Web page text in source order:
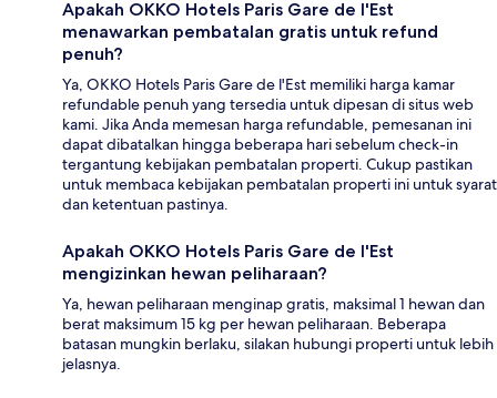
Apakah OKKO Hotels Paris Gare de l'Est
menawarkan pembatalan gratis untuk refund
penuh?
Ya, OKKO Hotels Paris Gare de l'Est memiliki harga kamar
refundable penuh yang tersedia untuk dipesan di situs web
kami. Jika Anda memesan harga refundable, pemesanan ini
dapat dibatalkan hingga beberapa hari sebelum check-in
tergantung kebijakan pembatalan properti. Cukup pastikan
untuk membaca kebijakan pembatalan properti ini untuk syarat
dan ketentuan pastinya.
Apakah OKKO Hotels Paris Gare de l'Est
mengizinkan hewan peliharaan?
Ya, hewan peliharaan menginap gratis, maksimal 1 hewan dan
berat maksimum 15 kg per hewan peliharaan. Beberapa
batasan mungkin berlaku, silakan hubungi properti untuk lebih
jelasnya.